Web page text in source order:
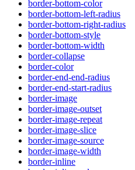
border-bottom-color
border-bottom-left-radius
border-bottom-right-radius
border-bottom-style
border-bottom-width
border-collapse
border-color
border-end-end-radius
border-end-start-radius
border-image
border-image-outset
border-image-repeat
border-image-slice
border-image-source
border-image-width
border-inline